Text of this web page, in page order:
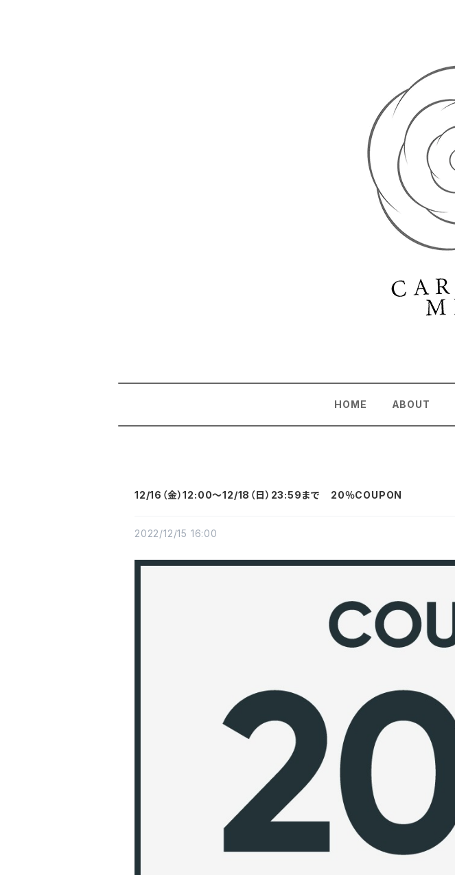
HOME ABOUT
12/16（金）12:00～12/18（日）23:59まで 20％COUPON
2022/12/15 16:00